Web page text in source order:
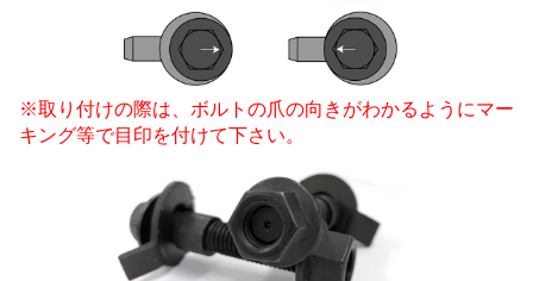
※取り付けの際は、ボルトの爪の向きがわかるようにマー
キング等で目印を付けて下さい。